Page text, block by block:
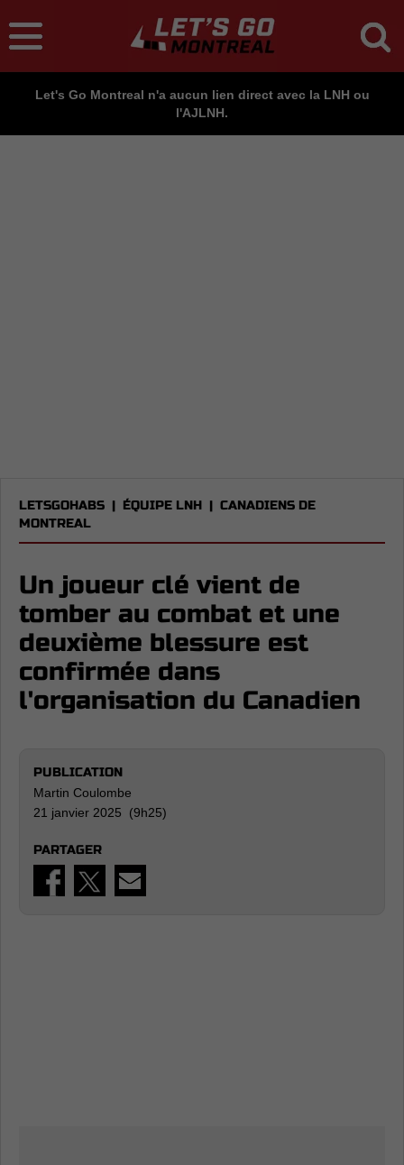
Let's Go Montreal n'a aucun lien direct avec la LNH ou
l'AJLNH.
LETSGOHABS | ÉQUIPE LNH | CANADIENS DE
MONTREAL
Un joueur clé vient de
tomber au combat et une
deuxième blessure est
confirmée dans
l'organisation du Canadien
PUBLICATION
Martin Coulombe
21 janvier 2025 (9h25)
PARTAGER